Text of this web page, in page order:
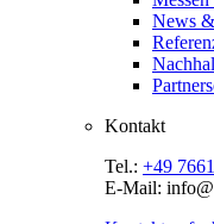
News
Kontakt
Tel.: +49
E-Mail: